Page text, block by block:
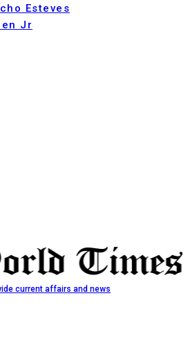
Esteves
Jr
current affairs and news